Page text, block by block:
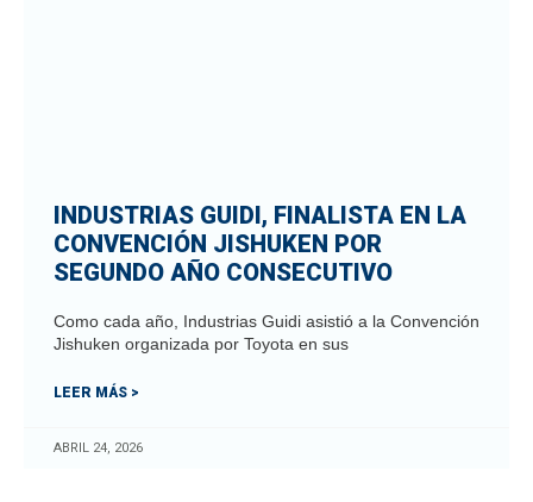
INDUSTRIAS GUIDI, FINALISTA EN LA
CONVENCIÓN JISHUKEN POR
SEGUNDO AÑO CONSECUTIVO
Como cada año, Industrias Guidi asistió a la Convención
Jishuken organizada por Toyota en sus
LEER MÁS >
ABRIL 24, 2026